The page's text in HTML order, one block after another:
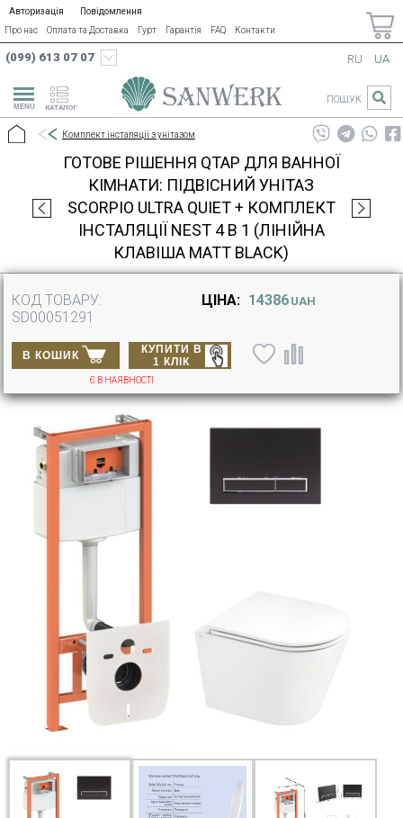
Авторизація
Повідомлення
Про нас
Оплата та Доставка Гурт Гарантія FAQ Контакти
(099) 613 07 07
КАТАЛОГ
RU UA
ПОШУК
Комплект інсталяції з унітазом
ГОТОВЕ РІШЕННЯ QTAP ДЛЯ ВАННОЇ
КІМНАТИ: ПІДВІСНИЙ УНІТАЗ
SCORPIO ULTRA QUIET + КОМПЛЕКТ
ІНСТАЛЯЦІЇ NEST 4 В 1 (ЛІНІЙНА
КЛАВІША MATT BLACK)
КОД ТОВАРУ:
SD00051291
ЦІНА: 14386 UAH
В КОШИК
КУПИТИ В
1 КЛІК
Є В НАЯВНОСТІ